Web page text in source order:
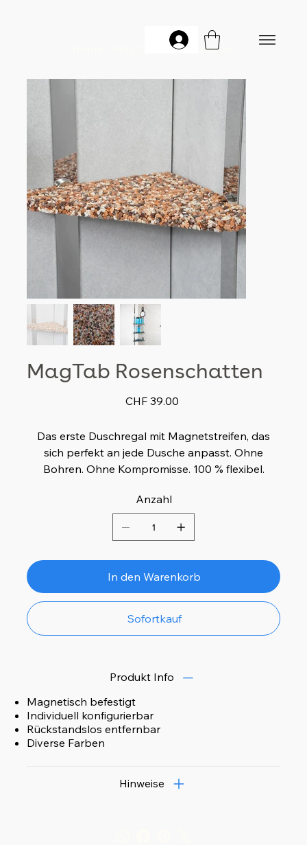
MagTab Rosenschatten
MagTab Rosenschatten
CHF 39.00
Das erste Duschregal mit Magnetstreifen, das
sich perfekt an jede Dusche anpasst. Ohne
Bohren. Ohne Kompromisse. 100 % flexibel.
Anzahl
In den Warenkorb
Sofortkauf
Produkt Info
Magnetisch befestigt
Individuell konfigurierbar
Rückstandslos entfernbar
Diverse Farben
Hinweise